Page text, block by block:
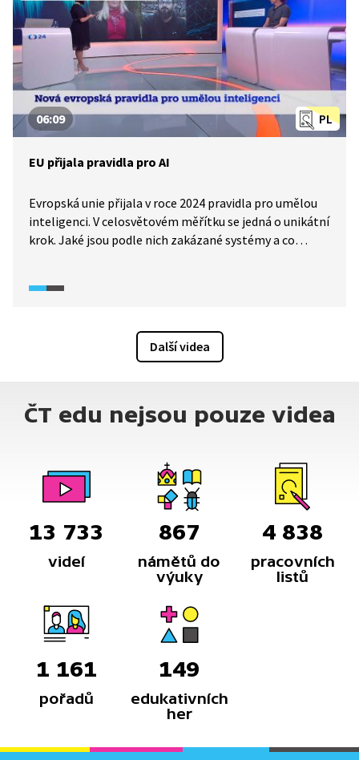
PL
06:09
EU přijala pravidla pro AI
Evropská unie přijala v roce 2024 pravidla pro umělou
inteligenci. V celosvětovém měřítku se jedná o unikátní
krok. Jaké jsou podle nich zakázané systémy a co
pohled právničky a vývojáře.
Další videa
ČT edu nejsou pouze videa
13 733
videí
867
námětů do
výuky
4 838
pracovních
listů
1 161
pořadů
149
edukativních
her